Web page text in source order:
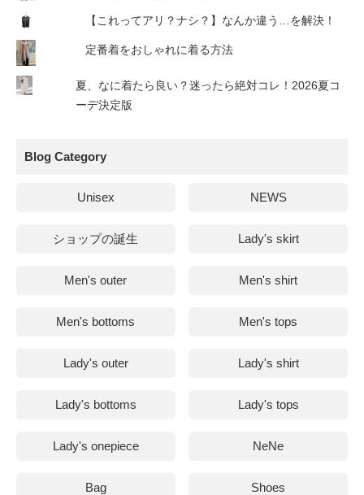
【これってアリ？ナシ？】なんか違う…を解決！
定番着をおしゃれに着る方法
夏、なに着たら良い？迷ったら絶対コレ！2026夏コ
ーデ決定版
Blog Category
Unisex NEWS
ショップの誕生 Lady's skirt
Men's outer Men's shirt
Men's bottoms Men's tops
Lady's outer Lady's shirt
Lady's bottoms Lady's tops
Lady's onepiece NeNe
Bag Shoes